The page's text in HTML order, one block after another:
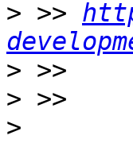
> >>
>
>
>